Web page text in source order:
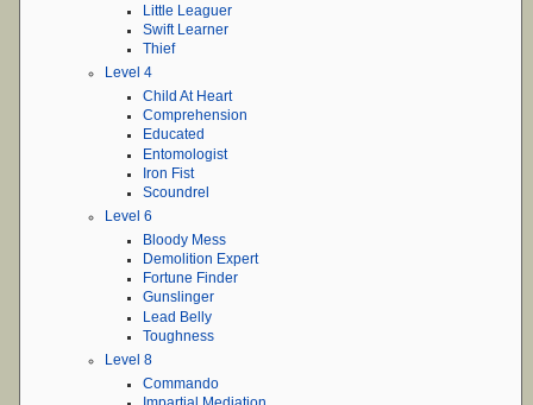
Little Leaguer
Swift Learner
Thief
Level 4
Child At Heart
Comprehension
Educated
Entomologist
Iron Fist
Scoundrel
Level 6
Bloody Mess
Demolition Expert
Fortune Finder
Gunslinger
Lead Belly
Toughness
Level 8
Commando